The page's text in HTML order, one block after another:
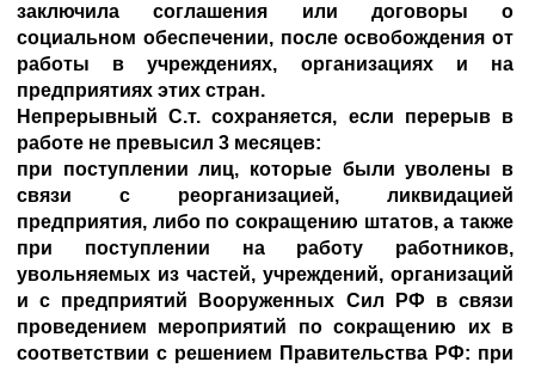
заключила соглашения или договоры о
социальном обеспечении, после освобождения от
работы в учреждениях, организациях и на
предприятиях этих стран.
Непрерывный С.т. сохраняется, если перерыв в
работе не превысил 3 месяцев:
при поступлении лиц, которые были уволены в
связи с реорганизацией, ликвидацией
предприятия, либо по сокращению штатов, а также
при поступлении на работу работников,
увольняемых из частей, учреждений, организаций
и с предприятий Вооруженных Сил РФ в связи
проведением мероприятий по сокращению их в
соответствии с решением Правительства РФ: при